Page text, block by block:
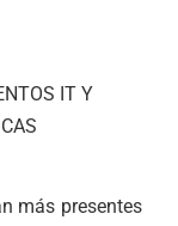
IT Y
más presentes